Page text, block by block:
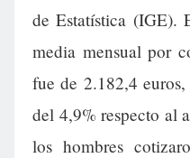
de Estatística (IGE).
media mensual por
fue de 2.182,4
del 4,9% respecto al
los hombres